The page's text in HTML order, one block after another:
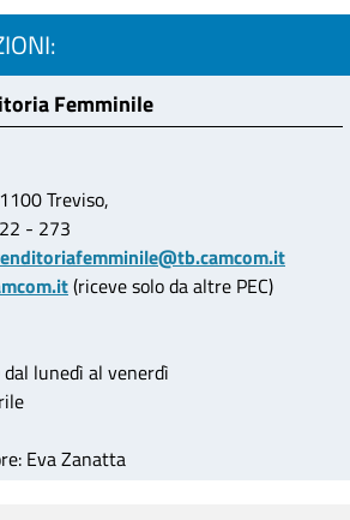
Femminile
Treviso,
- 273
(riceve solo da altre PEC)
lunedì al venerdì
Eva Zanatta